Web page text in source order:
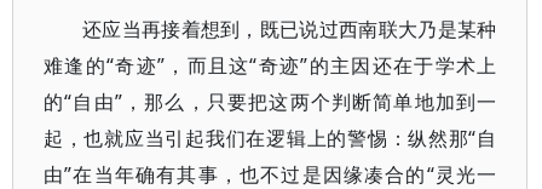
还应当再接着想到，既已说过西南联大乃是某种
难逢的“奇迹”，而且这“奇迹”的主因还在于学术上
的“自由”，那么，只要把这两个判断简单地加到一
起，也就应当引起我们在逻辑上的警惕：纵然那“自
由”在当年确有其事，也不过是因缘凑合的“灵光一